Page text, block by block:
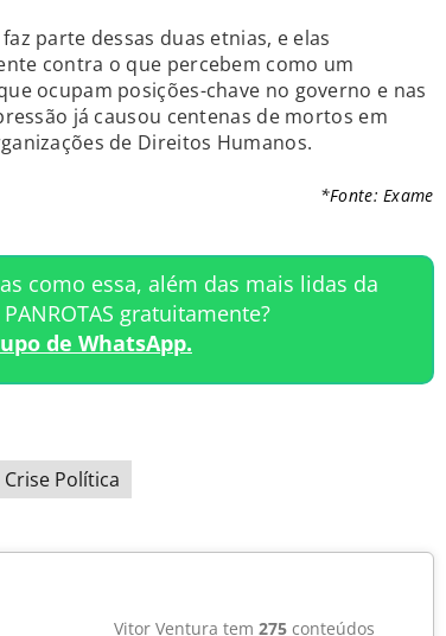
parte dessas duas etnias, e elas
contra o que percebem como um
ocupam posições-chave no governo e nas
já causou centenas de mortos em
de Direitos Humanos.
*Fonte: Exame
como essa, além das mais lidas da
gratuitamente?
de WhatsApp.
Crise Política
Vitor Ventura tem 275 conteúdos